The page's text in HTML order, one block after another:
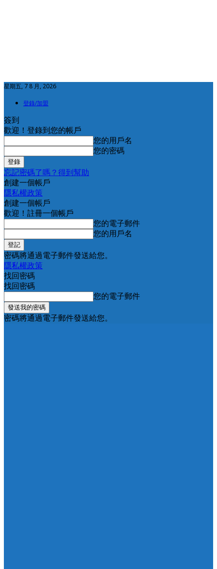
星期五, 7 8 月, 2026
登錄/加盟
簽到
歡迎！登錄到您的帳戶
您的用戶名
您的密碼
忘記密碼了嗎？得到幫助
創建一個帳戶
隱私權政策
創建一個帳戶
歡迎！註冊一個帳戶
您的電子郵件
您的用戶名
密碼將通過電子郵件發送給您。
隱私權政策
找回密碼
找回密碼
您的電子郵件
密碼將通過電子郵件發送給您。